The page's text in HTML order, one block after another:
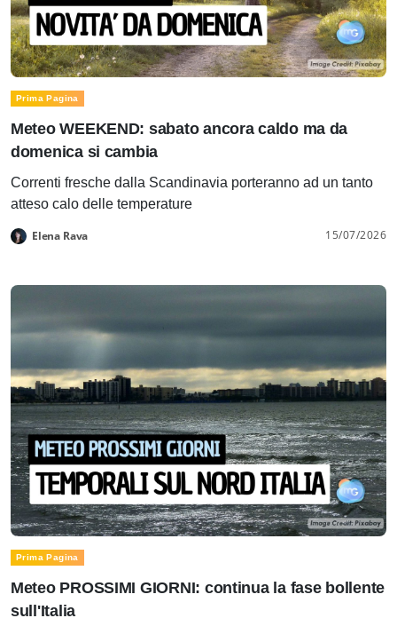
Prima Pagina
Meteo WEEKEND: sabato ancora caldo ma da
domenica si cambia
Correnti fresche dalla Scandinavia porteranno ad un tanto
atteso calo delle temperature
Elena Rava 15/07/2026
Prima Pagina
Meteo PROSSIMI GIORNI: continua la fase bollente
sull'Italia